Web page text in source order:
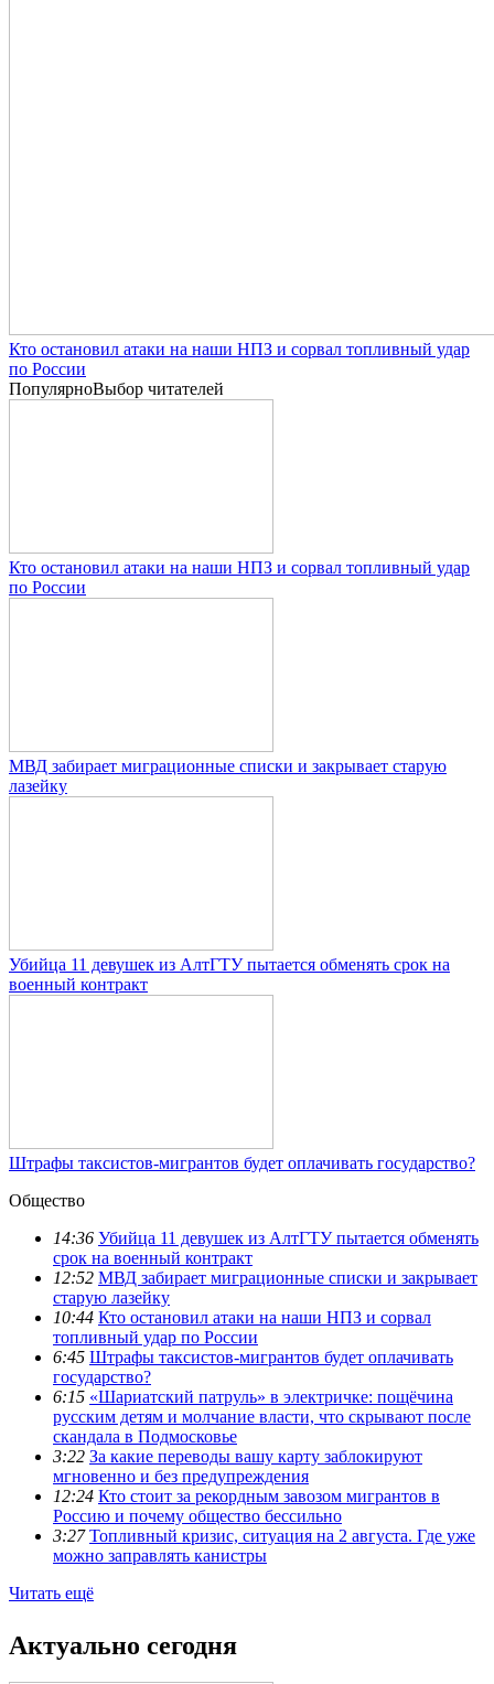
Кто остановил атаки на наши НПЗ и сорвал топливный удар
по России
ПопулярноВыбор читателей
Кто остановил атаки на наши НПЗ и сорвал топливный удар
по России
МВД забирает миграционные списки и закрывает старую
лазейку
Убийца 11 девушек из АлтГТУ пытается обменять срок на
военный контракт
Штрафы таксистов-мигрантов будет оплачивать государство?
Общество
14:36 Убийца 11 девушек из АлтГТУ пытается обменять
срок на военный контракт
12:52 МВД забирает миграционные списки и закрывает
старую лазейку
10:44 Кто остановил атаки на наши НПЗ и сорвал
топливный удар по России
6:45 Штрафы таксистов-мигрантов будет оплачивать
государство?
6:15 «Шариатский патруль» в электричке: пощёчина
русским детям и молчание власти, что скрывают после
скандала в Подмосковье
3:22 За какие переводы вашу карту заблокируют
мгновенно и без предупреждения
12:24 Кто стоит за рекордным завозом мигрантов в
Россию и почему общество бессильно
3:27 Топливный кризис, ситуация на 2 августа. Где уже
можно заправлять канистры
Читать ещё
Актуально сегодня